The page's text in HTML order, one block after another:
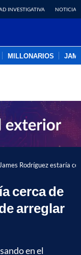
INVESTIGATIVA NOTICIAS
MILLONARIOS
James Rodríguez estaría
cerca de
arreglar
en el